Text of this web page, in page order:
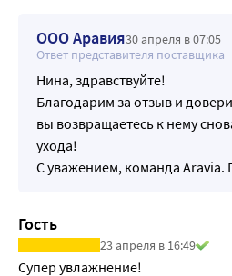
ООО Аравия30 апреля в 07:05
Ответ представителя поставщика
Нина, здравствуйте!
Благодарим за отзыв и
вы возвращаетесь к нему
ухода!
С уважением, команда
Гость
23 апреля в 16:49
Супер увлажнение!